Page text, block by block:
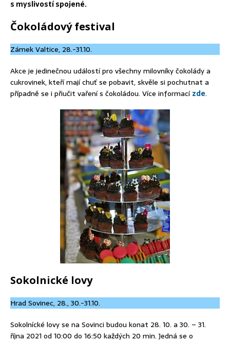
s myslivostí spojené.
Čokoládový festival
Zámek Valtice, 28.-31.10.
Akce je jedinečnou událostí pro všechny milovníky čokolády a
cukrovinek, kteří mají chuť se pobavit, skvěle si pochutnat a
případně se i přiučit vaření s čokoládou. Více informacízde.
Sokolnické lovy
Hrad Sovinec, 28., 30.-31.10.
Sokolnícké lovy se na Sovinci budou konat 28. 10. a 30. – 31.
října 2021 od 10:00 do 16:50 každých 20 min. Jedná se o